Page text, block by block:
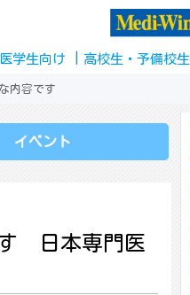
医学生向け 高校生 ・ 予備校生
内容です
イベント
す 日本専門医